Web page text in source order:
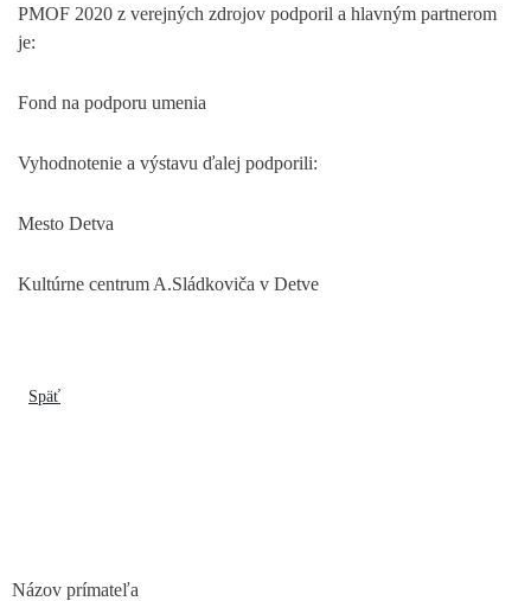
PMOF 2020 z verejných zdrojov podporil a hlavným partnerom
je:
Fond na podporu umenia
Vyhodnotenie a výstavu ďalej podporili:
Mesto Detva
Kultúrne centrum A.Sládkoviča v Detve
Späť
Názov prímateľa